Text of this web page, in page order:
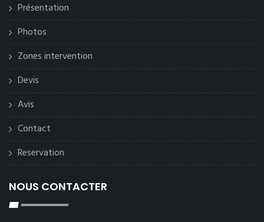
Présentation
Photos
Zones intervention
Devis
Avis
Contact
Reservation
NOUS CONTACTER